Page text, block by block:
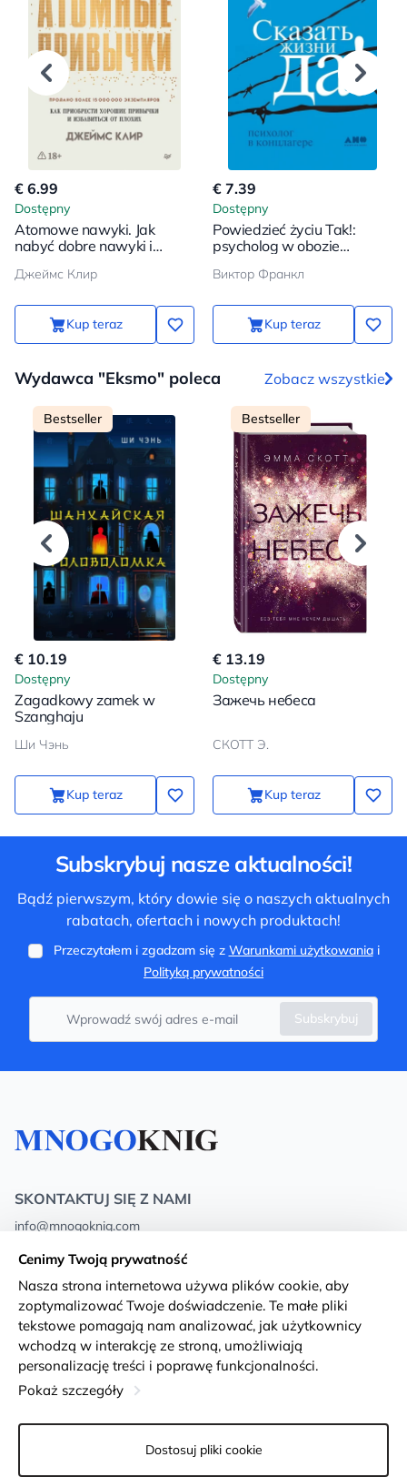
€ 6.99
Dostępny
Atomowe nawyki. Jak
nabyć dobre nawyki i
Джеймс Клир
Kup teraz
€ 7.39
Dostępny
Powiedzieć życiu Tak!:
psycholog w obozie
Виктор Франкл
Kup teraz
Wydawca "Eksmo" poleca Zobacz wszystkie
Bestseller
€ 10.19
Dostępny
Zagadkowy zamek w
Szanghaju
Ши Чэнь
Kup teraz
Bestseller
€ 13.19
Dostępny
Зажечь небеса
СКОТТ Э.
Kup teraz
Subskrybuj nasze aktualności!
Bądź pierwszym, który dowie się o naszych aktualnych
rabatach, ofertach i nowych produktach!
Przeczytałem i zgadzam się z Warunkami użytkowaniai
Polityką prywatności
Subskrybuj
SKONTAKTUJ SIĘ Z NAMI
info@mnogoknig.com
Rīga, Augusta Deglava 69d, LV-1082
O nas
Sklepy
Dostawa i płatność
Karty lojalnościowe
Dla klientów hurtowych
Privacy Policy
Warunki i zasady
Returns
Ustawienia plików cookie
Cenimy Twoją prywatność
Nasza strona internetowa używa plików cookie, aby
zoptymalizować Twoje doświadczenie. Te małe pliki
tekstowe pomagają nam analizować, jak użytkownicy
wchodzą w interakcję ze stroną, umożliwiają
personalizację treści i poprawę funkcjonalności.
Pokaż szczegóły
Dostosuj pliki cookie